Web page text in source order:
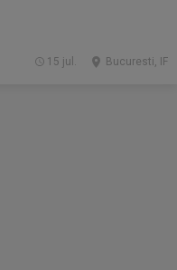
Bucuresti, IF
15 jul.